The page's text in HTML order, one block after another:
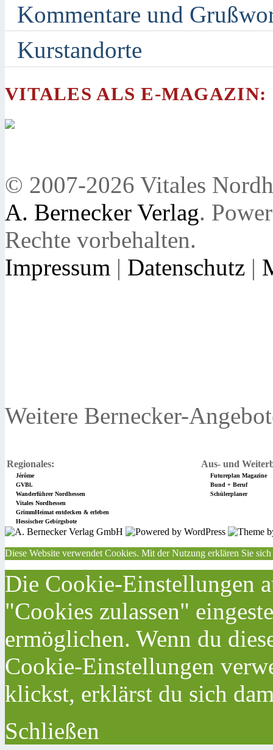
Kommentare und
Kurstandorte
VITALES ALS E-MAGAZIN:
© 2007-2026 Vitales
A. Bernecker Verlag.
Rechte vorbehalten.
Impressum | Datenschutz |
Weitere Bernecker-
Regionales: Aus- und
Jérôme
Futureplan Magazine
GVBl.
Bund + Beruf
Wanderführer Nordhessen
Schülerplaner
Vitales Nordhessen
GrimmHeimat entdecken & erleben
Hessischer Gebirgsbote
Diese Website verwendet Cookies. Mit der Nutzung erklären Sie
Die Cookie-Einstellungen
"Cookies zulassen"
ermöglichen. Wenn du
Cookie-Einstellungen
klickst, erklärst du sich
Schließen